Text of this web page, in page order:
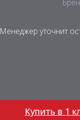
Менеджер уточнит
Купить в 1